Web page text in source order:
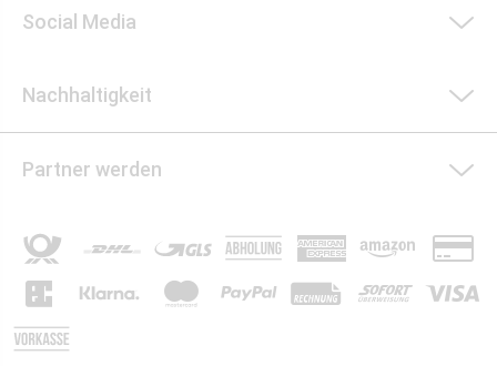
Social Media
Nachhaltigkeit
Partner werden